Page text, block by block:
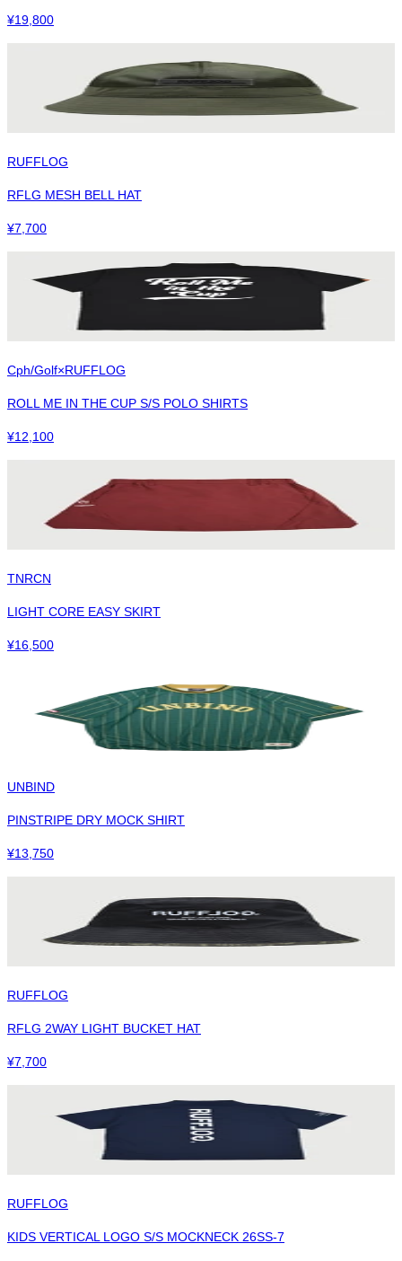
¥19,800
RUFFLOG
RFLG MESH BELL HAT
¥7,700
Cph/Golf×RUFFLOG
ROLL ME IN THE CUP S/S POLO SHIRTS
¥12,100
TNRCN
LIGHT CORE EASY SKIRT
¥16,500
UNBIND
PINSTRIPE DRY MOCK SHIRT
¥13,750
RUFFLOG
RFLG 2WAY LIGHT BUCKET HAT
¥7,700
RUFFLOG
KIDS VERTICAL LOGO S/S MOCKNECK 26SS-7